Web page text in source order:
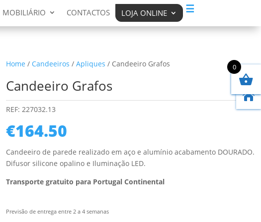
MOBILIÁRIO CONTACTOS LOJA ONLINE ☰
Home / Candeeiros / Apliques / Candeeiro Grafos
Candeeiro Grafos
REF: 227032.13
€164.50
Candeeiro de parede realizado em aço e alumínio acabamento DOURADO.
Difusor silicone opalino e Iluminação LED.
Transporte gratuito para Portugal Continental
Previsão de entrega entre 2 a 4 semanas

0